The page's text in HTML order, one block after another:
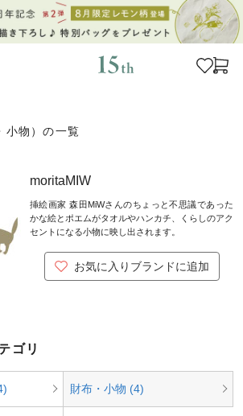
小物）の一覧
moritaMIW
挿絵画家 森田MiWさんのちょっと不思議であった
かな絵とポエムがタオルやハンカチ、くらしのアク
セントになる小物に映し出されます。
お気に入りブランドに追加
ゴリ
財布・小物 (4)